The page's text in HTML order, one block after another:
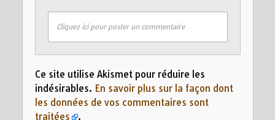
Cliquez ici pour poster un commentaire
Ce site utilise Akismet pour réduire les
indésirables. En savoir plus sur la façon dont
les données de vos commentaires sont
traitées
.